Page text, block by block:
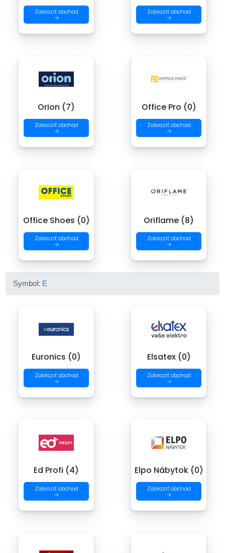
Zobraziť obchod
→
Zobraziť obchod
→
Orion (7)
Zobraziť obchod
→
Office Pro (0)
Zobraziť obchod
→
Office Shoes (0)
Zobraziť obchod
→
Oriflame (8)
Zobraziť obchod
→
Symbol: E
Euronics (0)
Zobraziť obchod
→
Elsatex (0)
Zobraziť obchod
→
Ed Profi (4)
Zobraziť obchod
→
Elpo Nábytok (0)
Zobraziť obchod
→